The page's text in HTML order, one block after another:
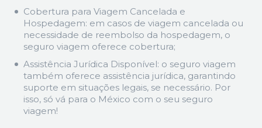
Cobertura para Viagem Cancelada e
Hospedagem: em casos de viagem cancelada ou
necessidade de reembolso da hospedagem, o
seguro viagem oferece cobertura;
Assistência Jurídica Disponível: o seguro viagem
também oferece assistência jurídica, garantindo
suporte em situações legais, se necessário. Por
isso, só vá para o México com o seu seguro
viagem!